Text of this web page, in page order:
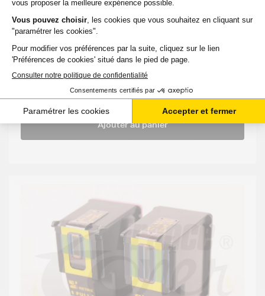
4650 AIO
12,05 €
- +
Ajouter au panier